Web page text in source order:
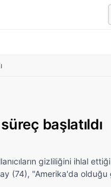
başlatıldı
gizliliğini ihlal ettiği
(74), "Amerika'da olduğu